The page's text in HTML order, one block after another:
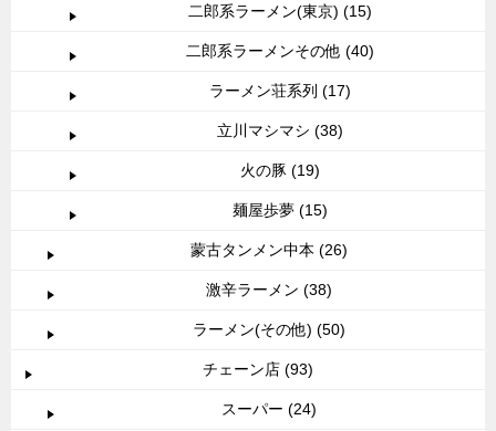
二郎系ラーメン(東京) (15)
二郎系ラーメンその他 (40)
ラーメン荘系列 (17)
立川マシマシ (38)
火の豚 (19)
麺屋歩夢 (15)
蒙古タンメン中本 (26)
激辛ラーメン (38)
ラーメン(その他) (50)
チェーン店 (93)
スーパー (24)